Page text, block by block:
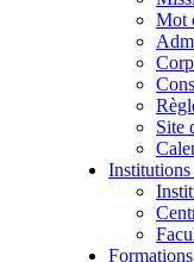
Mot
Site
Institutions
Formations